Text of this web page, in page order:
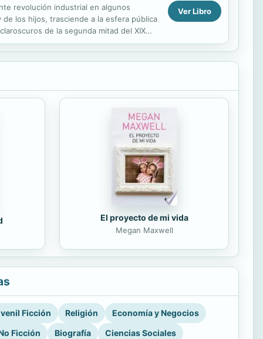
revolución industrial en algunos
los hijos, trasciende a la esfera pública
de la segunda mitad del XIX
Ver Libro
El proyecto de mi vida
Megan Maxwell
Ficción Religión
Economía y Negocios
Ficción
Biografía Ciencias Sociales